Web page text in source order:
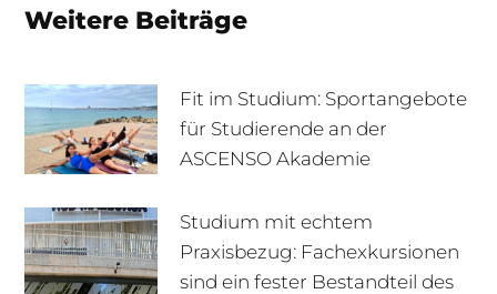
Weitere Beiträge
Fit im Studium: Sportangebote
für Studierende an der
ASCENSO Akademie
Studium mit echtem
Praxisbezug: Fachexkursionen
sind ein fester Bestandteil des